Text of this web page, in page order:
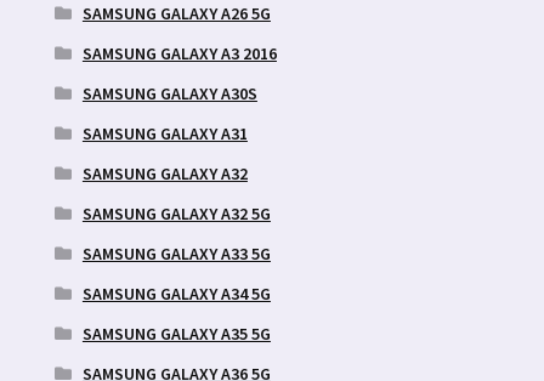
SAMSUNG GALAXY A26 5G
SAMSUNG GALAXY A3 2016
SAMSUNG GALAXY A30S
SAMSUNG GALAXY A31
SAMSUNG GALAXY A32
SAMSUNG GALAXY A32 5G
SAMSUNG GALAXY A33 5G
SAMSUNG GALAXY A34 5G
SAMSUNG GALAXY A35 5G
SAMSUNG GALAXY A36 5G